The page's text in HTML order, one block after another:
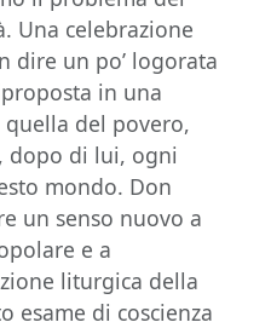
Una celebrazione
dire un po’ logorata
in una
del povero,
dopo di lui, ogni
mondo. Don
un senso nuovo a
e a
liturgica della
esame di coscienza